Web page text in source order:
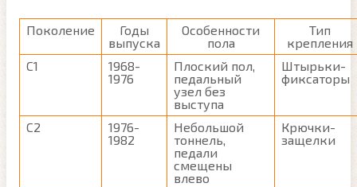
Поколение
Годы
выпуска
Особенности
пола
Тип
крепления
C1
1968-
1976
Плоский пол,
педальный
узел без
выступа
Штырьки-
фиксаторы
C2
1976-
1982
Небольшой
тоннель,
педали
смещены
влево
Крючки-
защелки